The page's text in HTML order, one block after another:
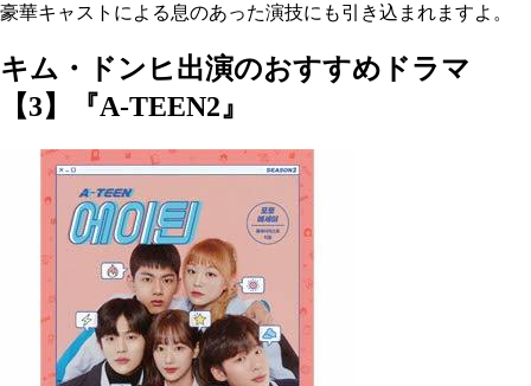
豪華キャストによる息のあった演技にも引き込まれますよ。
キム・ドンヒ出演のおすすめドラマ
【3】『A-TEEN2』